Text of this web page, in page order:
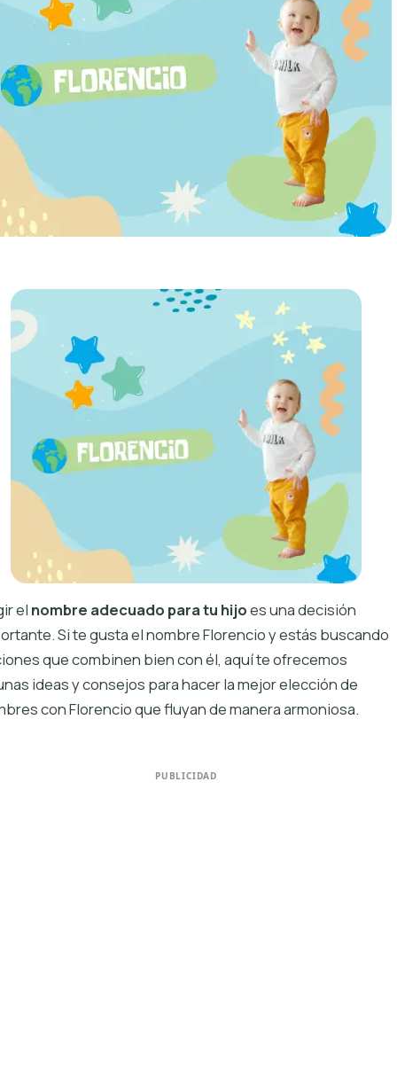
el nombre adecuado para tu hijoes una decisión
Si te gusta el nombre Florencio y estás buscando
que combinen bien con él, aquí te ofrecemos
ideas y consejos para hacer la mejor elección de
con Florencio que fluyan de manera armoniosa.
PUBLICIDAD